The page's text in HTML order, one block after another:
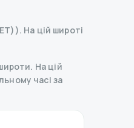
На цій широті
На цій
часі за